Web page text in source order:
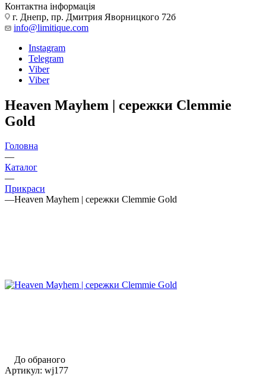
Контактна інформація
г. Днепр, пр. Дмитрия Яворницкого 72б
info@limitique.com
Instagram
Telegram
Viber
Viber
Heaven Mayhem | сережки Clemmie
Gold
Головна
—
Каталог
—
Прикраси
—Heaven Mayhem | сережки Clemmie Gold
До обраного
Артикул: wj177